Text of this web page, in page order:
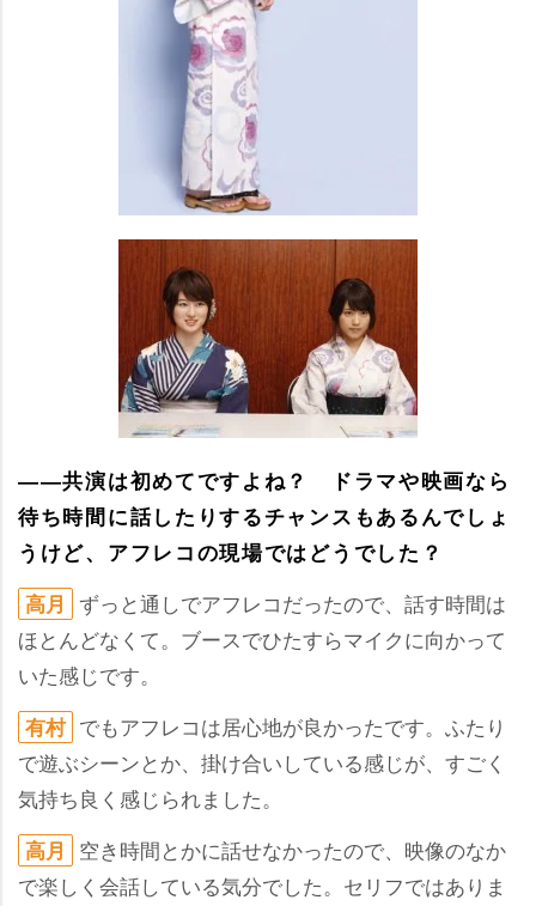
――共演は初めてですよね？ ドラマや映画なら
待ち時間に話したりするチャンスもあるんでしょ
うけど、アフレコの現場ではどうでした？
高月 ずっと通しでアフレコだったので、話す時間は
ほとんどなくて。ブースでひたすらマイクに向かって
いた感じです。
有村 でもアフレコは居心地が良かったです。ふたり
で遊ぶシーンとか、掛け合いしている感じが、すごく
気持ち良く感じられました。
高月
空き時間とかに話せなかったので、映像のなか
で楽しく会話している気分でした。セリフではありま